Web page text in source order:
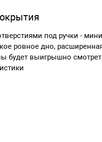
под ручки -
ровное дно,
будет выигрышно